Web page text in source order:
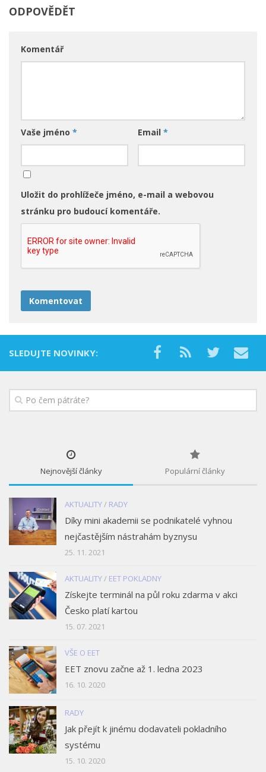
ODPOVĚDĚT
Komentář
Vaše jméno * Email *
Uložit do prohlížeče jméno, e-mail a webovou
stránku pro budoucí komentáře.
SLEDUJTE NOVINKY:
Nejnovější články Populární články
AKTUALITY/ RADY
Díky mini akademii se podnikatelé vyhnou
nejčastějším nástrahám byznysu
25. 11. 2021
AKTUALITY/ EET POKLADNY
Získejte terminál na půl roku zdarma v akci
Česko platí kartou
15. 07. 2021
VŠE O EET
EET znovu začne až 1. ledna 2023
16. 10. 2020
RADY
Jak přejít k jinému dodavateli pokladního
systému
15. 10. 2020